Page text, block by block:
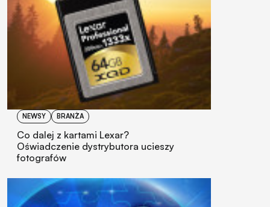
NEWSY BRANŻA
Co dalej z kartami Lexar?
Oświadczenie dystrybutora ucieszy
fotografów